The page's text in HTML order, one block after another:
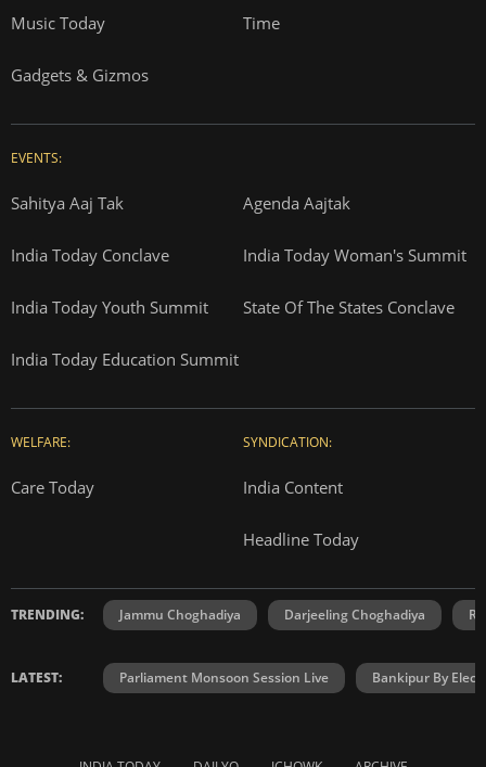
Music Today Time
Gadgets & Gizmos
EVENTS:
Sahitya Aaj Tak Agenda Aajtak
India Today Conclave India Today Woman's Summit
India Today Youth Summit State Of The States Conclave
India Today Education Summit
WELFARE:
Care Today
SYNDICATION:
India Content
Headline Today
TRENDING: Jammu Choghadiya Darjeeling Choghadiya
LATEST: Parliament Monsoon Session Live Bankipur By